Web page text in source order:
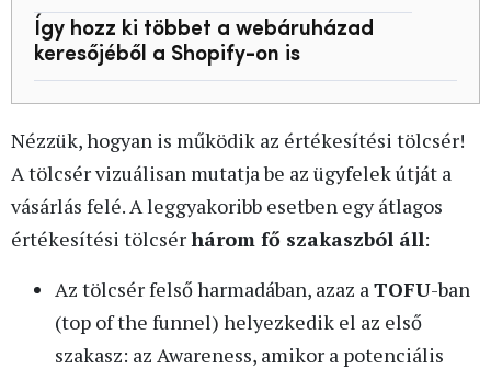
Így hozz ki többet a webáruházad
keresőjéből a Shopify-on is
Nézzük, hogyan is működik az értékesítési tölcsér!
A tölcsér vizuálisan mutatja be az ügyfelek útját a
vásárlás felé. A leggyakoribb esetben egy átlagos
értékesítési tölcsérhárom fő szakaszból áll:
Az tölcsér felső harmadában, azaz aTOFU-ban
(top of the funnel) helyezkedik el az első
szakasz: az Awareness, amikor a potenciális